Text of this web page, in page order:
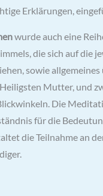
Erklärungen,
wurde auch eine
die sich auf die
sowie allgemeines
Mutter, und
Die
für die
die Teilnahme an